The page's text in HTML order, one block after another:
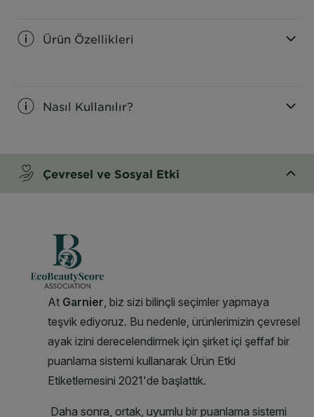
Ürün Özellikleri
Nasıl Kullanılır?
Çevresel ve Sosyal Etki